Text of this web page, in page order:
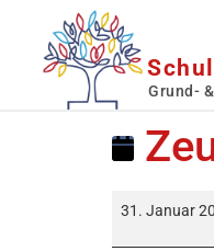
Grund-
31. Januar